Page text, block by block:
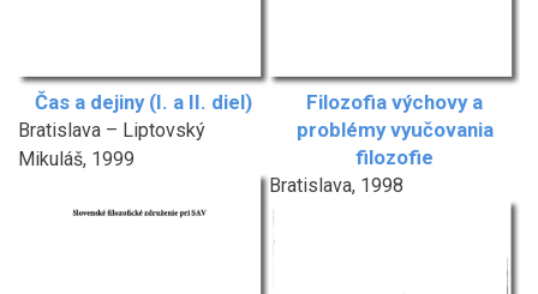
Čas a dejiny (I. a II. diel)
Bratislava – Liptovský
Mikuláš, 1999
Filozofia výchovy a
problémy vyučovania
filozofie
Bratislava, 1998